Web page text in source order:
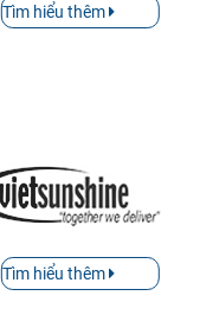
Tìm hiểu thêm
Tìm hiểu thêm